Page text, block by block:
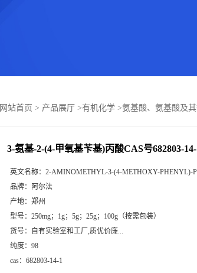
网站首页 > 产品展厅 >有机化学 >氨基酸、氨基酸及
3-氨基-2-(4-甲氧基苄基)丙酸CAS号682803-
英文名称： 2-AMINOMETHYL-3-(4-METHOXY-PHENYL)-
品牌： 阿尔法
产地： 郑州
型号： 250mg；1g；5g；25g；100g（按需包装）
货号：
自有实验室和工厂,质优价廉...
纯度： 98
cas： 682803-14-1